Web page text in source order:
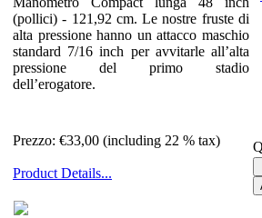
(pollici) - 121,92 cm. Le nostre fruste di
alta pressione hanno un attacco maschio
standard 7/16 inch per avvitarle all’alta
pressione del primo stadio
dell’erogatore.
Prezzo: €33,00 (including 22 % tax)
Product Details...